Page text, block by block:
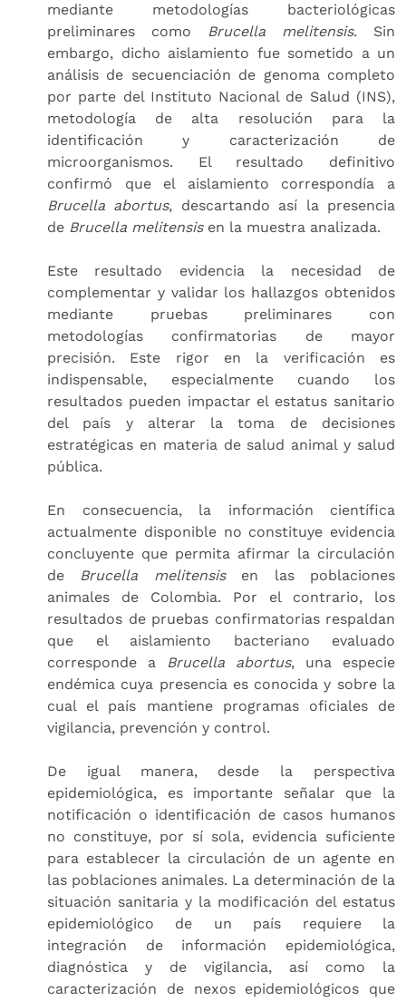
mediante metodologías bacteriológicas
preliminares como Brucella melitensis. Sin
embargo, dicho aislamiento fue sometido a un
análisis de secuenciación de genoma completo
por parte del Instituto Nacional de Salud (INS),
metodología de alta resolución para la
identificación y caracterización de
microorganismos. El resultado definitivo
confirmó que el aislamiento correspondía a
Brucella abortus, descartando así la presencia
de Brucella melitensisen la muestra analizada.
Este resultado evidencia la necesidad de
complementar y validar los hallazgos obtenidos
mediante pruebas preliminares con
metodologías confirmatorias de mayor
precisión. Este rigor en la verificación es
indispensable, especialmente cuando los
resultados pueden impactar el estatus sanitario
del país y alterar la toma de decisiones
estratégicas en materia de salud animal y salud
pública.
En consecuencia, la información científica
actualmente disponible no constituye evidencia
concluyente que permita afirmar la circulación
de Brucella melitensisen las poblaciones
animales de Colombia. Por el contrario, los
resultados de pruebas confirmatorias respaldan
que el aislamiento bacteriano evaluado
corresponde a Brucella abortus, una especie
endémica cuya presencia es conocida y sobre la
cual el país mantiene programas oficiales de
vigilancia, prevención y control.
De igual manera, desde la perspectiva
epidemiológica, es importante señalar que la
notificación o identificación de casos humanos
no constituye, por sí sola, evidencia suficiente
para establecer la circulación de un agente en
las poblaciones animales. La determinación de la
situación sanitaria y la modificación del estatus
epidemiológico de un país requiere la
integración de información epidemiológica,
diagnóstica y de vigilancia, así como la
caracterización de nexos epidemiológicos que